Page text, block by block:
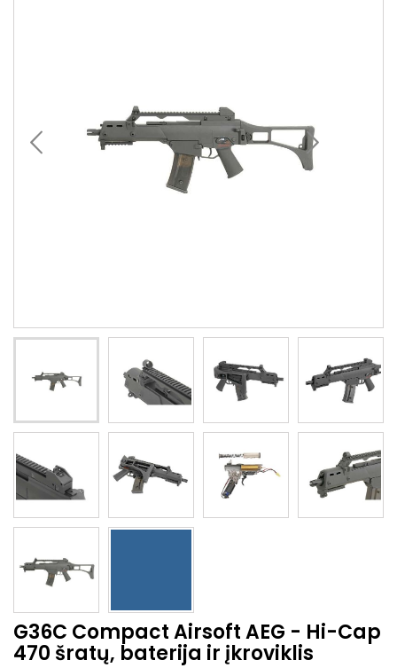
G36C Compact Airsoft AEG - Hi-Cap
470 šratų, baterija ir įkroviklis